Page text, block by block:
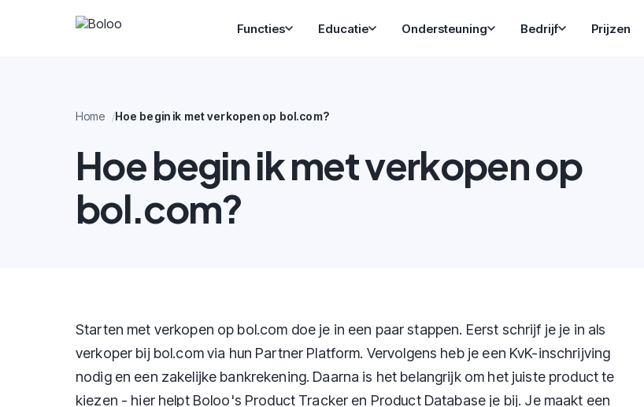
Functies Educatie Ondersteuning Bedrijf Prijzen
Home Hoe begin ik met verkopen op bol.com?
Hoe begin ik met verkopen op
bol.com?
Starten met verkopen op bol.com doe je in een paar stappen. Eerst schrijf je je in als
verkoper bij bol.com via hun Partner Platform. Vervolgens heb je een KvK-inschrijving
nodig en een zakelijke bankrekening. Daarna is het belangrijk om het juiste product te
kiezen - hier helpt Boloo's Product Tracker en Product Database je bij. Je maakt een